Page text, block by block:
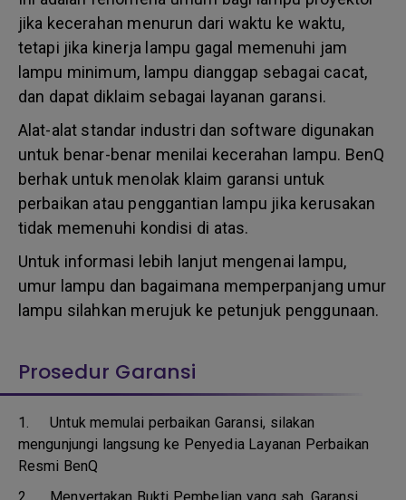
jika kecerahan menurun dari waktu ke waktu,
tetapi jika kinerja lampu gagal memenuhi jam
lampu minimum, lampu dianggap sebagai cacat,
dan dapat diklaim sebagai layanan garansi.
Alat-alat standar industri dan software digunakan
untuk benar-benar menilai kecerahan lampu. BenQ
berhak untuk menolak klaim garansi untuk
perbaikan atau penggantian lampu jika kerusakan
tidak memenuhi kondisi di atas.
Untuk informasi lebih lanjut mengenai lampu,
umur lampu dan bagaimana memperpanjang umur
lampu silahkan merujuk ke petunjuk penggunaan.
Prosedur Garansi
1.Untuk memulai perbaikan Garansi, silakan
mengunjungi langsung ke Penyedia Layanan Perbaikan
Resmi BenQ